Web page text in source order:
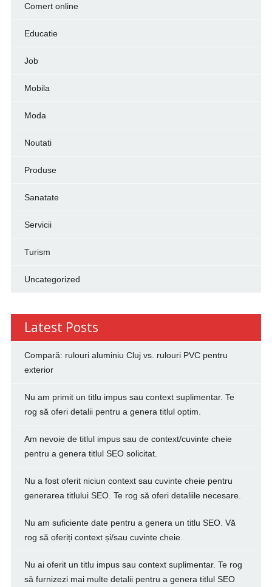
Comert online
Educatie
Job
Mobila
Moda
Noutati
Produse
Sanatate
Servicii
Turism
Uncategorized
Latest Posts
Compară: rulouri aluminiu Cluj vs. rulouri PVC pentru
exterior
Nu am primit un titlu impus sau context suplimentar. Te
rog să oferi detalii pentru a genera titlul optim.
Am nevoie de titlul impus sau de context/cuvinte cheie
pentru a genera titlul SEO solicitat.
Nu a fost oferit niciun context sau cuvinte cheie pentru
generarea titlului SEO. Te rog să oferi detaliile necesare.
Nu am suficiente date pentru a genera un titlu SEO. Vă
rog să oferiți context și/sau cuvinte cheie.
Nu ai oferit un titlu impus sau context suplimentar. Te rog
să furnizezi mai multe detalii pentru a genera titlul SEO